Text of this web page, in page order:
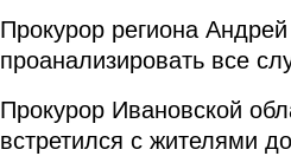
Прокурор региона
проанализировать все
Прокурор Ивановской
встретился с жителями